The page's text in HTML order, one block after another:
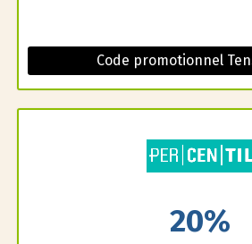
Code promotionnel
20%